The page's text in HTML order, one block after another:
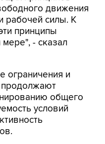
движения
рабочей силы. К
принципы
- сказал
ограничения и
общего
условий